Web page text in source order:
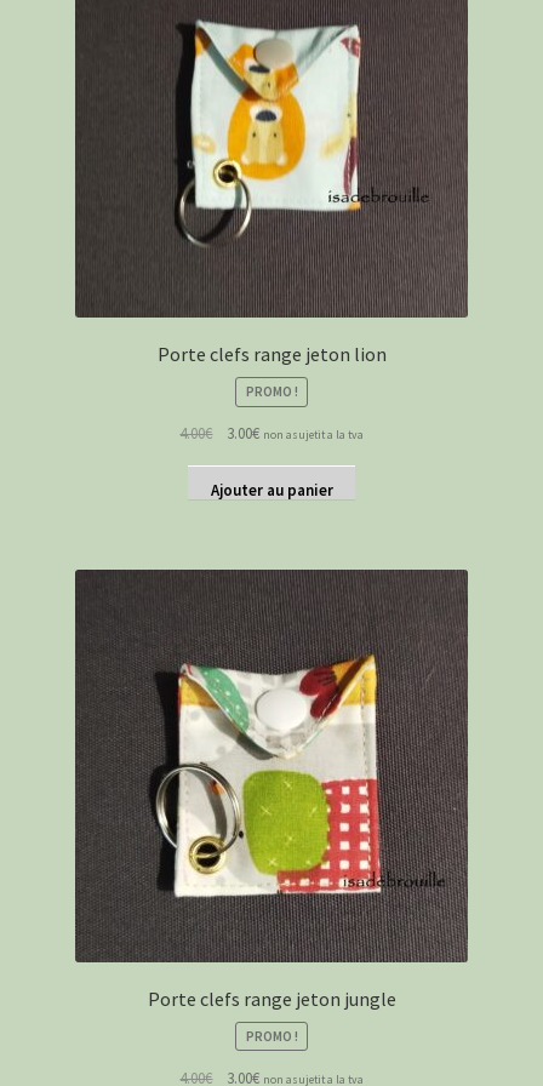
Porte clefs range jeton lion
PROMO !
4.00€
Le
initial
3.00€Le
actuel
non asujetit a la tva
Ajouter au panier
Porte clefs range jeton jungle
PROMO !
4.00€
Le3.00€Lenon asujetit a la tva